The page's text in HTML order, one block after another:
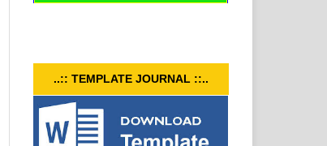
..:: TEMPLATE JOURNAL ::..